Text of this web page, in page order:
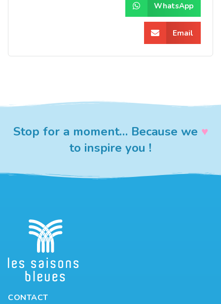
WhatsApp
Email
Stop for a moment… Because we ♥︎
to inspire you !
CONTACT